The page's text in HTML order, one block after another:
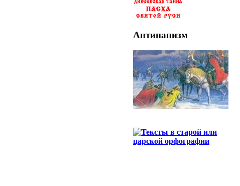
Антипапизм